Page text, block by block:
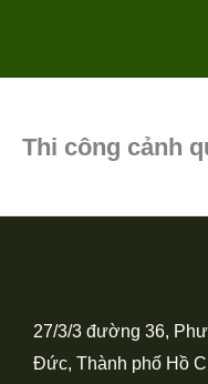
nội
Thi công cảnh
27/3/3 đường 36,
Đức, Thành phố Hồ